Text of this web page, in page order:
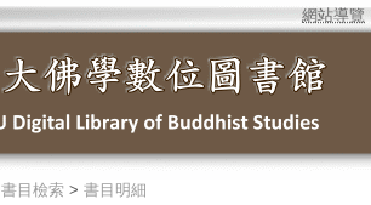
網站導覽
書目檢索 > 書目明細